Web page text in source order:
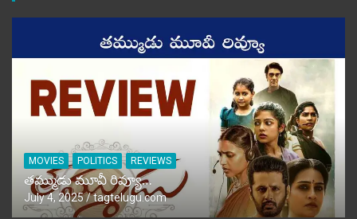
MOVIES POLITICS REVIEWS
తమ్ముడు మూవీ రివ్యూ…
July 4, 2025 tagtelugu.com